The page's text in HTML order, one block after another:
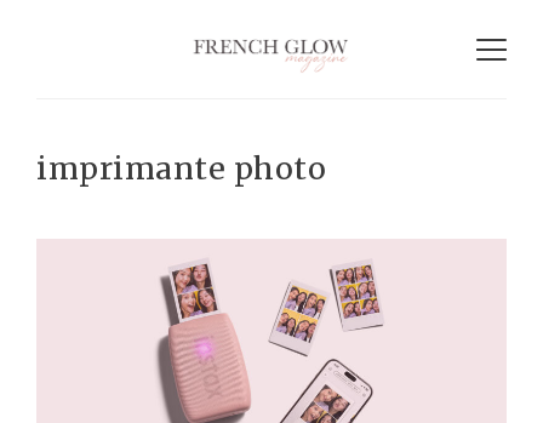
imprimante photo